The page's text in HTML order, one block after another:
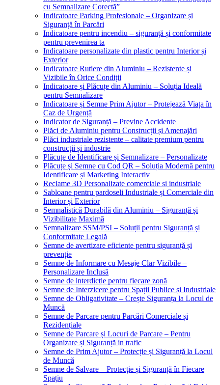
cu Semnalizare Corectă”
Indicatoare Parking Profesionale – Organizare și
Siguranță în Parcări
Indicatoare pentru incendiu – siguranță și conformitate
pentru prevenirea ta
Indicatoare personalizate din plastic pentru Interior și
Exterior
Indicatoare Rutiere din Aluminiu – Rezistente și
Vizibile în Orice Condiții
Indicatoare și Plăcuțe din Aluminiu – Soluția Ideală
pentru Semnalizare
Indicatoare și Semne Prim Ajutor – Protejează Viața în
Caz de Urgență
Indicator de Siguranță – Previne Accidente
Plăci de Aluminiu pentru Construcții și Amenajări
Plăci industriale rezistente – calitate premium pentru
construcții și industrie
Plăcuțe de Identificare și Semnalizare – Personalizate
Plăcuțe și Semne cu Cod QR – Soluția Modernă pentru
Identificare și Marketing Interactiv
Reclame 3D Personalizate comerciale si industriale
Sabloane pentru pardoseli Industriale și Comerciale din
Interior și Exterior
Semnalistică Durabilă din Aluminiu – Siguranță și
Vizibilitate Maximă
Semnalizare SSM/PSI – Soluții pentru Siguranță și
Conformitate Legală
Semne de avertizare eficiente pentru siguranță și
prevenție
Semne de Informare cu Mesaje Clar Vizibile –
Personalizare Inclusă
Semne de interdicție pentru fiecare zonă
Semne de Interzicere pentru Spații Publice și Industriale
Semne de Obligativitate – Crește Siguranța la Locul de
Muncă
Semne de Parcare pentru Parcări Comerciale și
Rezidențiale
Semne de Parcare și Locuri de Parcare – Pentru
Organizare și Siguranță in trafic
Semne de Prim Ajutor – Protecție și Siguranță la Locul
de Muncă
Semne de Salvare – Protecție și Siguranță în Fiecare
Spațiu